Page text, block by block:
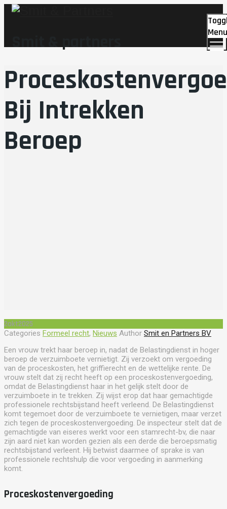
Smit & partners
Menu
Bij Intrekken
Beroep
2okt2025
Categories Formeel recht, Nieuws Author Smit en Partners BV
Een vrouw trekt haar beroep in, nadat de Belastingdienst in hoger
beroep de verzuimboete vernietigt. Zij verzoekt om vergoeding
van de proceskosten, het griffierecht en de wettelijke rente. De
vrouw stelt dat zij recht heeft op een proceskostenvergoeding,
omdat de Belastingdienst haar in het gelijk stelt door de
verzuimboete in te trekken. Zij wijst erop dat haar gemachtigde
professionele rechtsbijstand heeft verleend. De Belastingdienst
komt tegemoet door de verzuimboete te vernietigen, maar verzet
zich tegen de proceskostenvergoeding. De inspecteur stelt dat de
gemachtigde van eiseres werkt voor een stamrecht-bv, die naar
zijn aard niet kan worden gezien als een derde die beroepsmatig
rechtsbijstand verleent. Hij betwist daarmee of sprake is van
professionele rechtshulp die voor vergoeding in aanmerking
komt.
Proceskostenvergoeding